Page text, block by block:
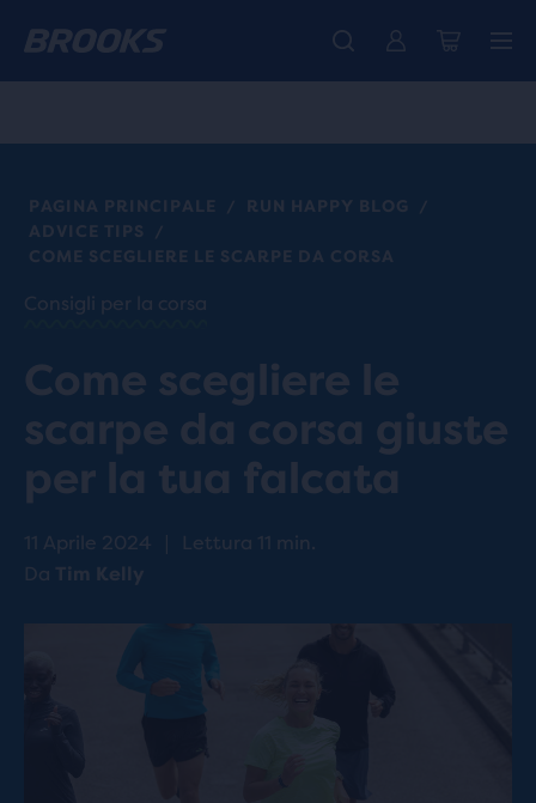
La nuovissima Ghost Amp è arrivata - Acquista Donna Uomo
Ti presentiamo la nuova collezione Cascadia - Acquista ora
Spedizione gratuita per gli ordini superiori a € 100
PAGINA PRINCIPALE / RUN HAPPY BLOG
/
ADVICE TIPS
/
COME SCEGLIERE LE SCARPE DA CORSA
Consigli per la corsa
Come scegliere le
scarpe da corsa giuste
per la tua falcata
11 Aprile 2024 |
Lettura 11 min.
Da Tim Kelly